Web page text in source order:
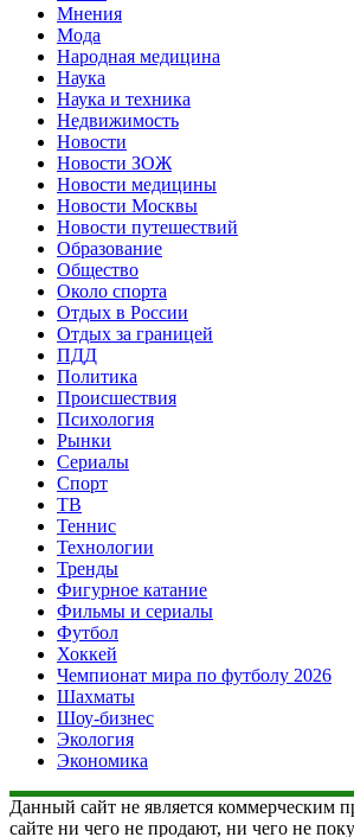
Мнения
Мода
Народная медицина
Наука
Наука и техника
Недвижимость
Новости
Новости ЗОЖ
Новости медицины
Новости Москвы
Новости путешествий
Образование
Общество
Около спорта
Отдых в России
Отдых за границей
ПДД
Политика
Происшествия
Психология
Рынки
Сериалы
Спорт
ТВ
Теннис
Технологии
Тренды
Фигурное катание
Фильмы и сериалы
Футбол
Хоккей
Чемпионат мира по футболу 2026
Шахматы
Шоу-бизнес
Экология
Экономика
Данный сайт не является коммерческим
сайте ни чего не продают, ни чего не